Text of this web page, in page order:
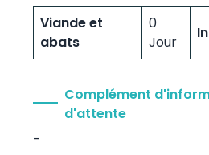
Viande et
abats
0
Jour
Complément
d'attente
-